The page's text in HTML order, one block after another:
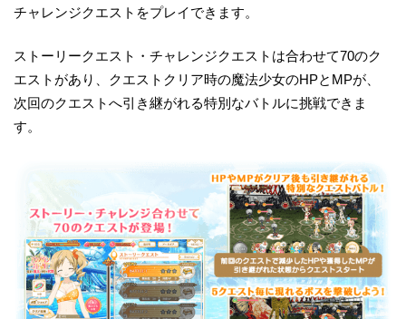
チャレンジクエストをプレイできます。
ストーリークエスト・チャレンジクエストは合わせて70のク
エストがあり、クエストクリア時の魔法少女のHPとMPが、
次回のクエストへ引き継がれる特別なバトルに挑戦できま
す。